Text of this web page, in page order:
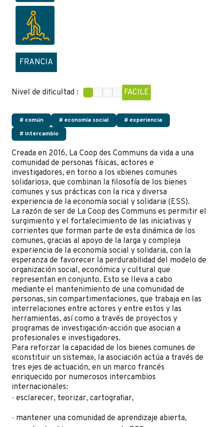
FRANCIA
Nivel de dificultad : FACILE
# común # economía social
# experiencia
# intercambio
Creada en 2016, La Coop des Communs da vida a una
comunidad de personas físicas, actores e
investigadores, en torno a los «bienes comunes
solidarios», que combinan la filosofía de los bienes
comunes y sus prácticas con la rica y diversa
experiencia de la economía social y solidaria (ESS).
La razón de ser de La Coop des Communs es permitir el
surgimiento y el fortalecimiento de las iniciativas y
corrientes que forman parte de esta dinámica de los
comunes, gracias al apoyo de la larga y compleja
experiencia de la economía social y solidaria, con la
esperanza de favorecer la perdurabilidad del modelo de
organización social, económica y cultural que
representan en conjunto. Esto se lleva a cabo
mediante el mantenimiento de una comunidad de
personas, sin compartimentaciones, que trabaja en las
interrelaciones entre actores y entre estos y las
herramientas, así como a través de proyectos y
programas de investigación-acción que asocian a
profesionales e investigadores.
Para reforzar la capacidad de los bienes comunes de
«constituir un sistema», la asociación actúa a través de
tres ejes de actuación, en un marco francés
enriquecido por numerosos intercambios
internacionales:
· esclarecer, teorizar, cartografiar,
· mantener una comunidad de aprendizaje abierta,